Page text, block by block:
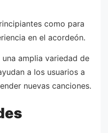
como para
en el acordeón.
amplia variedad de
a los usuarios a
nuevas canciones.